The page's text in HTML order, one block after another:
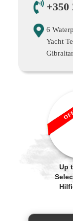
+350
6
Yacht
Gibraltar
Up